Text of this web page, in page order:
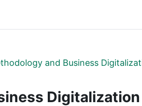
and Business
Digitalization